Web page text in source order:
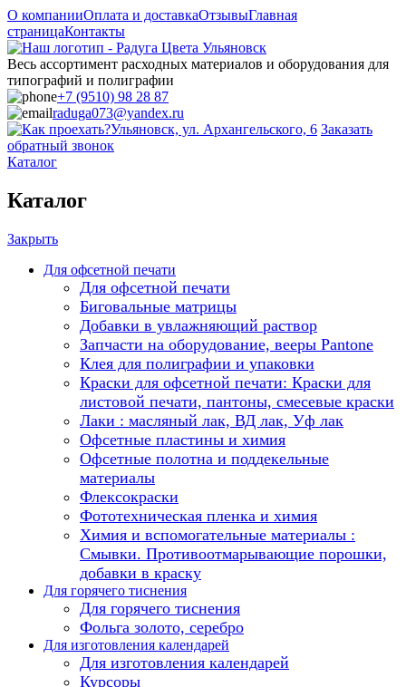
О компанииОплата и доставкаОтзывыГлавная
страницаКонтакты
Весь ассортимент расходных материалов и оборудования для
типографий и полиграфии
+7 (9510) 98 28 87
raduga073@yandex.ru
Ульяновск, ул. Архангельского, 6 Заказать
обратный звонок
Каталог
Каталог
Закрыть
Для офсетной печати
Для офсетной печати
Биговальные матрицы
Добавки в увлажняющий раствор
Запчасти на оборудование, вееры Pantone
Клея для полиграфии и упаковки
Краски для офсетной печати: Краски для
листовой печати, пантоны, смесевые краски
Лаки : масляный лак, ВД лак, Уф лак
Офсетные пластины и химия
Офсетные полотна и поддекельные
материалы
Флексокраски
Фототехническая пленка и химия
Химия и вспомогательные материалы :
Смывки. Противоотмарывающие порошки,
добавки в краску
Для горячего тиснения
Для горячего тиснения
Фольга золото, серебро
Для изготовления календарей
Для изготовления календарей
Курсоры